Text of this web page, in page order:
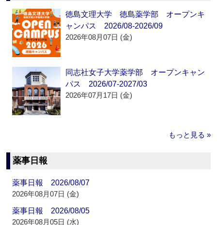
徳島文理大学 徳島薬学部 オープンキ
ャンパス 2026/08-2026/09
2026年08月07日 (金)
同志社女子大学薬学部 オープンキャン
パス 2026/07-2027/03
2026年07月17日 (金)
もっと見る »
薬事日報
薬事日報 2026/08/07
2026年08月07日 (金)
薬事日報 2026/08/05
2026年08月05日 (水)